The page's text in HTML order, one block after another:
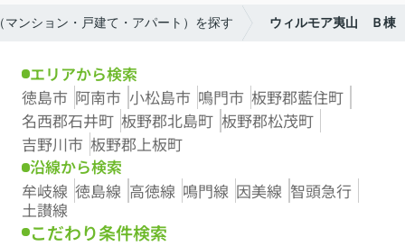
ンション・戸建て・アパート）を探す ウィルモア夷山 Ｂ棟
エリアから検索
徳島市 阿南市 小松島市 鳴門市 板野郡藍住町
名西郡石井町 板野郡北島町 板野郡松茂町
吉野川市 板野郡上板町
沿線から検索
牟岐線 徳島線 高徳線 鳴門線 因美線 智頭急行
土讃線
こだわり条件検索